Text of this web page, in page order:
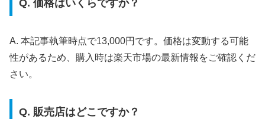
Q. 価格はいくらですか？
A. 本記事執筆時点で13,000円です。価格は変動する可能
性があるため、購入時は楽天市場の最新情報をご確認くだ
さい。
Q. 販売店はどこですか？